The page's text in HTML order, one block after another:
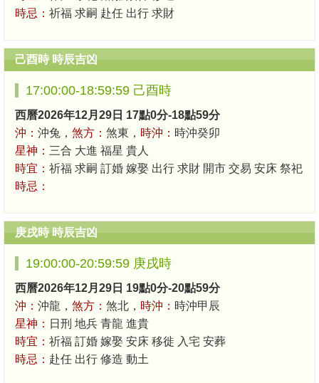
時忌： 祈福 求嗣 赴任 出行 求財
己酉時 時辰吉凶
17:00:00-18:59:59 己酉時
西曆2026年12月29日 17點0分-18點59分
沖： 沖兔， 煞方： 煞東， 時沖： 時沖癸卯
星神： 三合 大進 福星 貴人
時宜： 祈福 求嗣 訂婚 嫁娶 出行 求財 開市 交易 安床 祭祀
時忌：
庚戌時 時辰吉凶
19:00:00-20:59:59 庚戌時
西曆2026年12月29日 19點0分-20點59分
沖： 沖龍， 煞方： 煞北， 時沖： 時沖甲辰
星神： 日刑 地兵 青龍 進貴
時宜： 祈福 訂婚 嫁娶 安床 移徙 入宅 安葬
時忌： 赴任 出行 修造 動土